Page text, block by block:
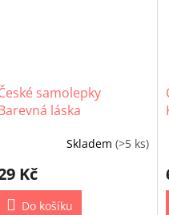
samolepky
láska
Skladem(>5 ks)
Kč
Do košíku